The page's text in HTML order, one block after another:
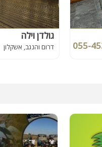
055-
גולדן וילה
דרום והנגב, אשקלון